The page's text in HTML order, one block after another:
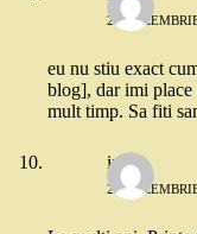
29
eu nu stiu exact
blog], dar imi place
mult timp. Sa fiti
iuly
29